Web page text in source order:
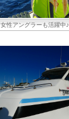
女性アングラーも活躍中♪